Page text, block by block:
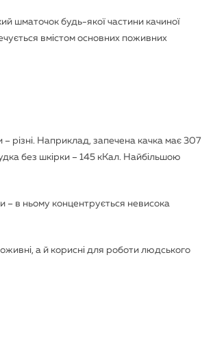
шматочок будь-якої частини качиної
вмістом основних поживних
– різні. Наприклад, запечена качка має 307
без шкірки – 145 кКал. Найбільшою
в ньому концентрується невисока
а й корисні для роботи людського